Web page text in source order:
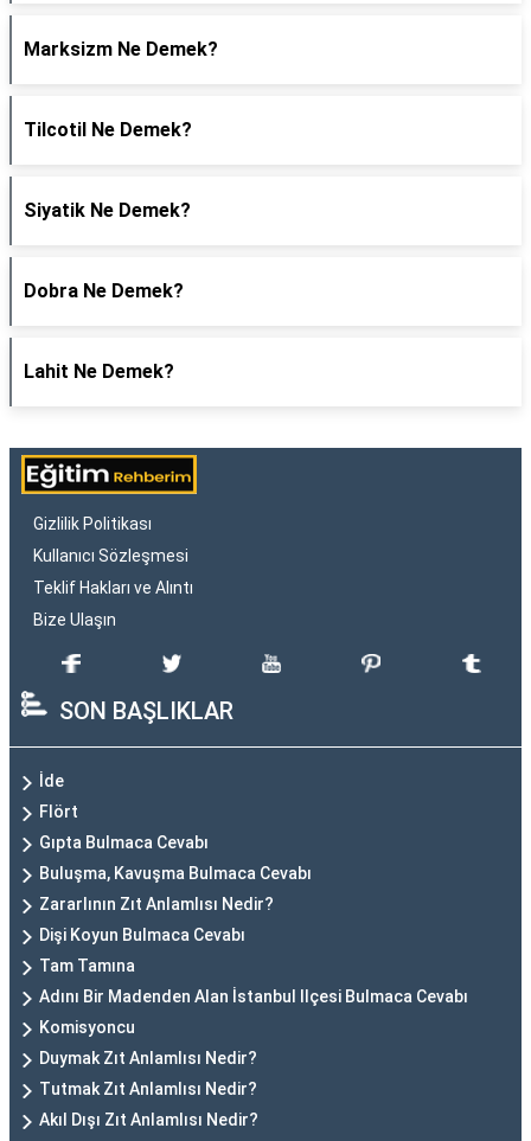
Marksizm Ne Demek?
Tilcotil Ne Demek?
Siyatik Ne Demek?
Dobra Ne Demek?
Lahit Ne Demek?
Gizlilik Politikası
Kullanıcı Sözleşmesi
Teklif Hakları ve Alıntı
Bize Ulaşın
SON BAŞLIKLAR
İde
Flört
Gıpta Bulmaca Cevabı
Buluşma, Kavuşma Bulmaca Cevabı
Zararlının Zıt Anlamlısı Nedir?
Dişi Koyun Bulmaca Cevabı
Tam Tamına
Adını Bir Madenden Alan İstanbul Ilçesi Bulmaca Cevabı
Komisyoncu
Duymak Zıt Anlamlısı Nedir?
Tutmak Zıt Anlamlısı Nedir?
Akıl Dışı Zıt Anlamlısı Nedir?